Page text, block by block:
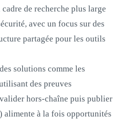
de recherche plus large
avec un focus sur des
partagée pour les outils
solutions comme les
des preuves
hors‑chaîne puis publier
alimente à la fois opportunités